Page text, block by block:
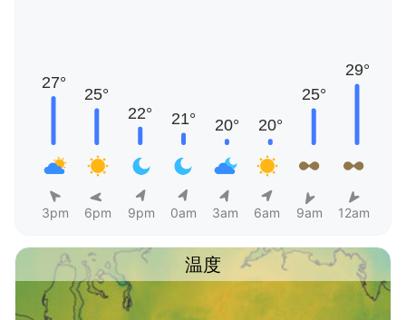
3pm 6pm 9pm 0am 3am 6am 9am 12am
温度